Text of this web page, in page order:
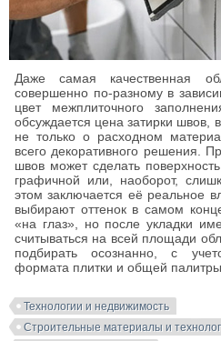
Даже самая качественная
совершенно по-разному в
цвет межплиточного
обсуждается цена затирки швов,
не только о расходном
всего декоративного решения.
швов может сделать
графичной или, наоборот,
этом заключается её реальное
выбирают оттенок в самом
«на глаз», но после укладки
считываться на всей площади
подбирать осознанно, с
формата плитки и общей палитры
Технологии и недвижимость
Строительные материалы и